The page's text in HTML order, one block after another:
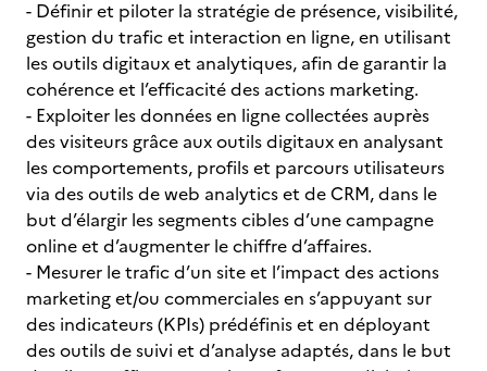
- Définir et piloter la stratégie de présence, visibilité,
gestion du trafic et interaction en ligne, en utilisant
les outils digitaux et analytiques, afin de garantir la
cohérence et l’efficacité des actions marketing.
- Exploiter les données en ligne collectées auprès
des visiteurs grâce aux outils digitaux en analysant
les comportements, profils et parcours utilisateurs
via des outils de web analytics et de CRM, dans le
but d’élargir les segments cibles d’une campagne
online et d’augmenter le chiffre d’affaires.
- Mesurer le trafic d’un site et l’impact des actions
marketing et/ou commerciales en s’appuyant sur
des indicateurs (KPIs) prédéfinis et en déployant
des outils de suivi et d’analyse adaptés, dans le but